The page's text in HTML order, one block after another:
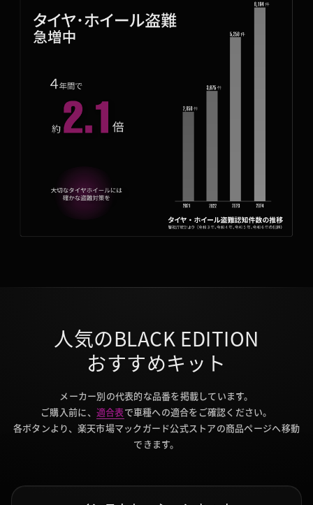
人気のBLACK EDITION
おすすめキット
メーカー別の代表的な品番を掲載しています。
ご購入前に、 適合表で車種への適合をご確認ください。
各ボタンより、楽天市場マックガード公式ストアの商品ページへ移動
できます。